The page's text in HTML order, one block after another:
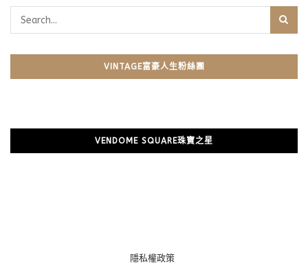
VINTAGE富豪人生粉絲團
VENDOME SQUARE珠寶之星
隱私權政策